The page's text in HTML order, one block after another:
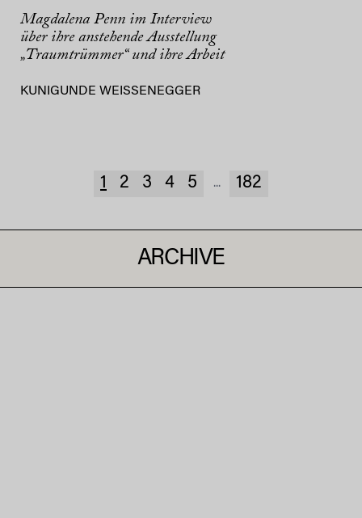
Magdalena Penn im Interview
über ihre anstehende Ausstellung
„Traumtrümmer“ und ihre Arbeit
KUNIGUNDE WEISSENEGGER
1 2 3 4 5 ... 182
ARCHIVE